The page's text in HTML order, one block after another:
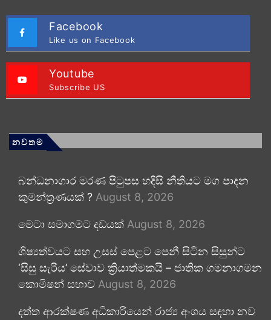
Facebook
Like us on Facebook
Youtube
Subscribe US
නවතම
බන්ධනාගාර මරණ පිටුපස හදිසි නීතියට මග පාදන
කුමන්ත්‍රණයක් ? August 8, 2026
මෙටා සමාගමට දඩයක් August 8, 2026
ශිෂ්‍යත්වයට සහ උසස් පෙළට පෙනී සිටින සිසුන්ට
‘සිසු සැරිය’ සේවාව ක්‍රියාත්මකයි – ජාතික ගමනාගමන
කොමිෂන් සභාව August 8, 2026
දත්ත ආරක්ෂණ අධිකාරියෙන් රාජ්‍ය අංශය සඳහා නව